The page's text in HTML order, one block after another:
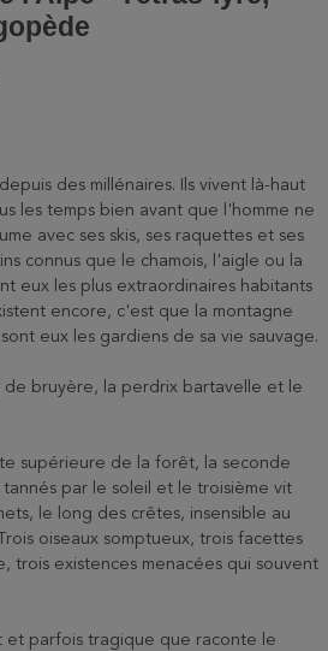
des millénaires. Ils vivent là-haut
les temps bien avant que l'homme ne
avec ses skis, ses raquettes et ses
connus que le chamois, l'aigle ou la
eux les plus extraordinaires habitants
encore, c'est que la montagne
eux les gardiens de sa vie sauvage.
de bruyère, la perdrix bartavelle et le
supérieure de la forêt, la seconde
par le soleil et le troisième vit
le long des crêtes, insensible au
oiseaux somptueux, trois facettes
trois existences menacées qui souvent
et parfois tragique que raconte le